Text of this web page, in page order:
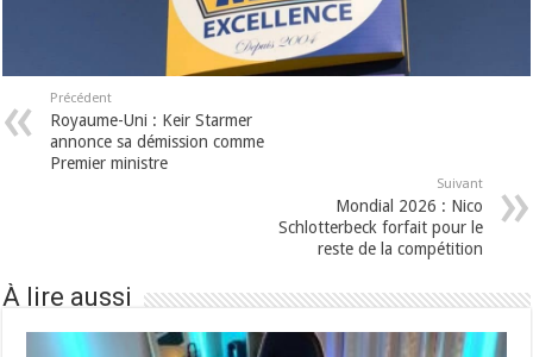
Précédent
Royaume-Uni : Keir Starmer
annonce sa démission comme
Premier ministre
Suivant
Mondial 2026 : Nico
Schlotterbeck forfait pour le
reste de la compétition
À lire aussi